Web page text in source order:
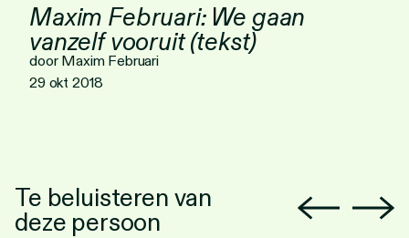
Maxim Februari: We gaan
vanzelf vooruit (tekst)
door Maxim Februari
29 okt 2018
Te beluisteren van
deze persoon